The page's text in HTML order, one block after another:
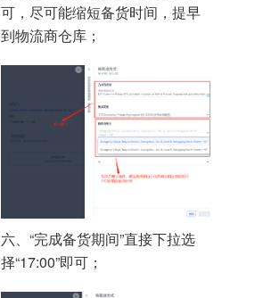
可，尽可能缩短备货时间，提早
到物流商仓库；
六、“完成备货期间”直接下拉选
择“17:00”即可；